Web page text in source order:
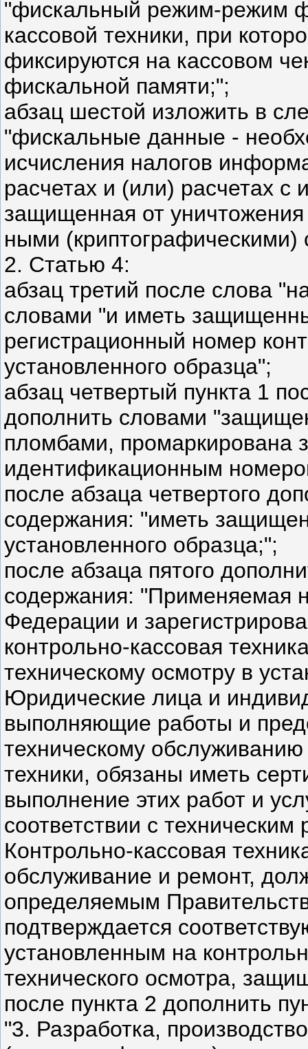
"фискальный режим-режим
кассовой техники, при
фиксируются на кассовом
фискальной памяти;";
абзац шестой изложить в
"фискальные данные -
исчисления налогов
расчетах и (или) расчетах с
защищенная от
ными (криптографическими)
2. Статью 4:
абзац третий после слова
словами "и иметь
регистрационный номер
установленного образца";
абзац четвертый пункта 1
дополнить словами
пломбами, промаркирована
идентификационным
после абзаца четвертого
содержания: "иметь
установленного образца;";
после абзаца пятого
содержания: "Применяемая
Федерации и
контрольно-кассовая
техническому осмотру в
Юридические лица и
выполняющие работы и
техническому
техники, обязаны иметь
выполнение этих работ и
соответствии с
Контрольно-кассовая
обслуживание и ремонт,
определяемым
подтверждается
установленным на
технического осмотра,
после пункта 2 дополнить
"3. Разработка,